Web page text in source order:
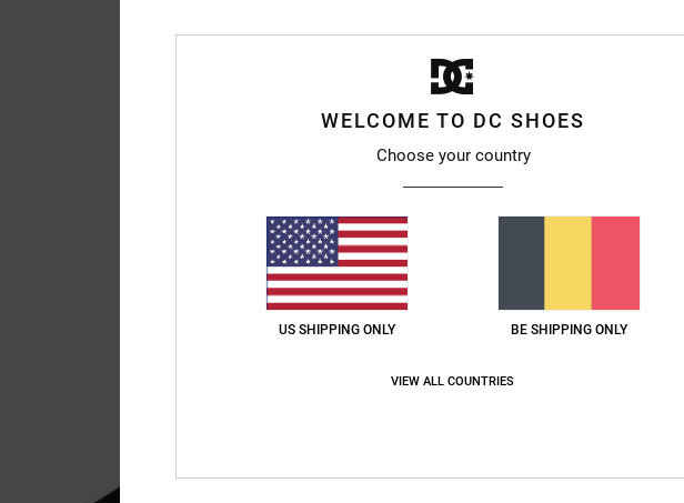
WELCOME TO DC SHOES
Choose your country
US SHIPPING ONLY BE SHIPPING ONLY
VIEW ALL COUNTRIES